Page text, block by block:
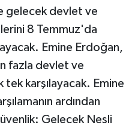
gelecek devlet ve
8 Temmuz'da
Emine Erdoğan,
fazla devlet ve
tek karşılayacak. Emine
ardından
Gelecek Nesli